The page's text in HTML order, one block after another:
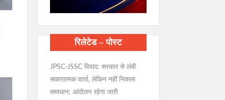
रिलेटेड – पोस्ट
JPSC-JSSC विवाद: सरकार से लंबी
सकारात्मक वार्ता, लेकिन नहीं निकला
समाधान; आंदोलन रहेगा जारी